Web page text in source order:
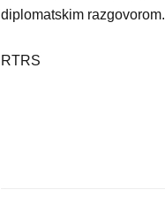
diplomatskim razgovorom.
RTRS